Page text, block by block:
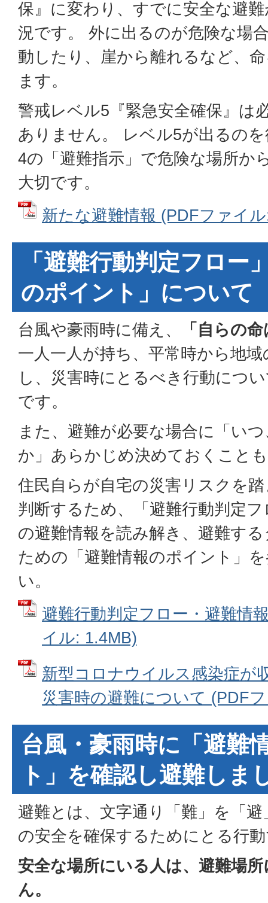
保』に変わり、すでに安全な避
況です。 外に出るのが危険な場
動したり、崖から離れるなど、
ます。
警戒レベル5『緊急安全確保』は
ありません。 レベル5が出るの
4の「避難指示」で危険な場所か
大切です。
新たな避難情報 (PDFファイ
「避難行動判定フロー
のポイント」について
台風や豪雨時に備え、
「自らの
一人一人が持ち、平常時から地
し、災害時にとるべき行動につ
です。
また、避難が必要な場合に「い
か」あらかじめ決めておくこと
住民自らが自宅の災害リスクを
判断するため、「避難行動判定
の避難情報を読み解き、避難す
ための「避難情報のポイント」
い。
避難行動判定フロー・避難情
イル: 1.4MB)
新型コロナウイルス感染症が
災害時の避難について (PDF
台風・豪雨時に「避難
ト」を確認し避難しま
避難とは、文字通り「難」を「
の安全を確保するためにとる行
安全な場所にいる人は、避難場
ん。